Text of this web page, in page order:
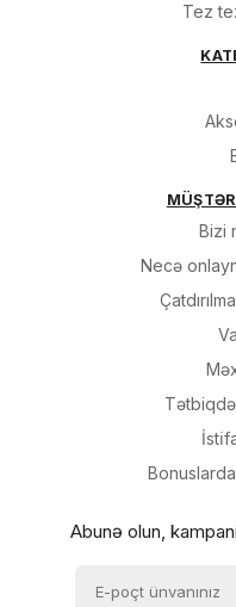
Tez
Bizi
Necə
Tətbiqdə
Abunə olun,